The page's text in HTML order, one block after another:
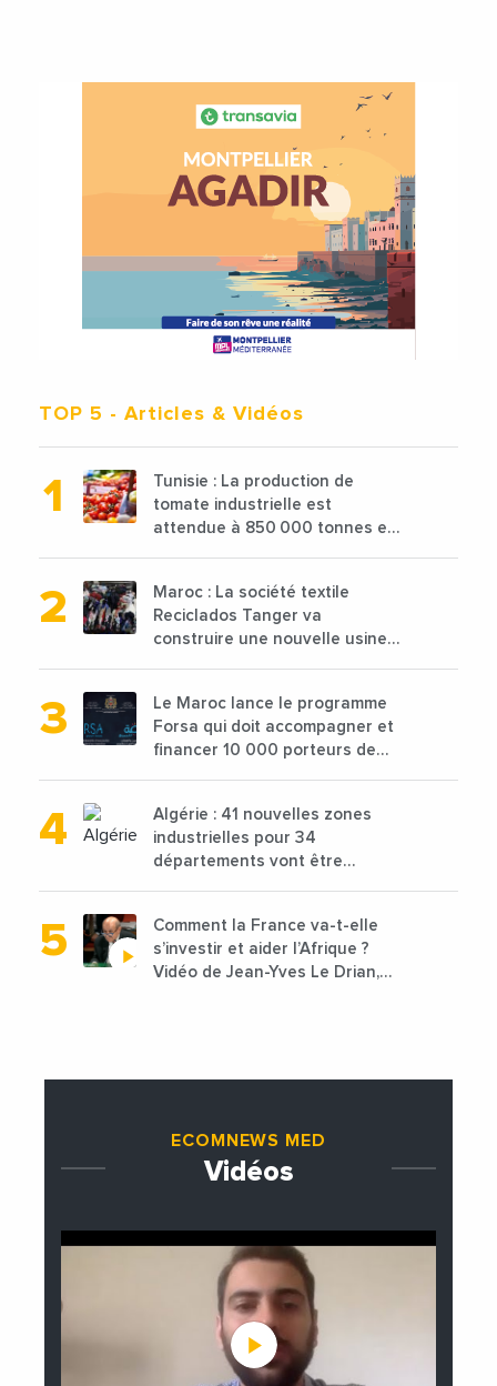
TOP 5 - Articles & Vidéos
Tunisie : La production de
tomate industrielle est
attendue à 850 000 tonnes en
Maroc : La société textile
Reciclados Tanger va
construire une nouvelle usine
Le Maroc lance le programme
Forsa qui doit accompagner et
financer 10 000 porteurs de
Algérie : 41 nouvelles zones
industrielles pour 34
départements vont être
Comment la France va-t-elle
s’investir et aider l’Afrique ?
Vidéo de Jean-Yves Le Drian,
ECOMNEWS MED
Vidéos